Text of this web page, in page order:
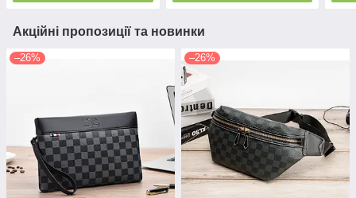
Акційні пропозиції та новинки
–26% –26%